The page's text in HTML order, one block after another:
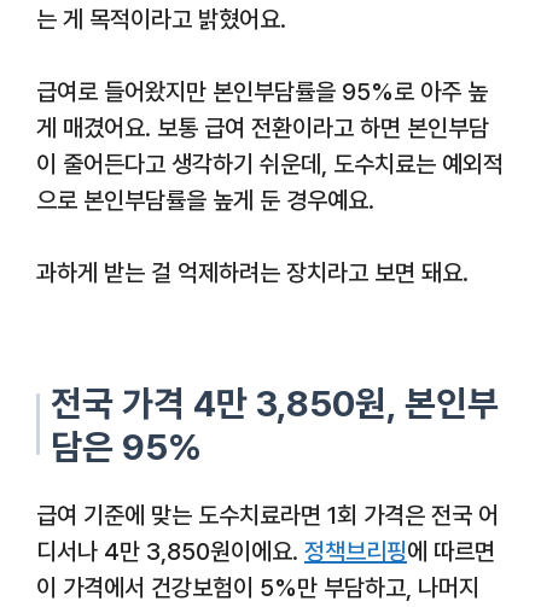
는 게 목적이라고 밝혔어요.
급여로 들어왔지만 본인부담률을 95%로 아주 높
게 매겼어요. 보통 급여 전환이라고 하면 본인부담
이 줄어든다고 생각하기 쉬운데, 도수치료는 예외적
으로 본인부담률을 높게 둔 경우예요.
과하게 받는 걸 억제하려는 장치라고 보면 돼요.
전국 가격 4만 3,850원, 본인부
담은 95%
급여 기준에 맞는 도수치료라면 1회 가격은 전국 어
디서나 4만 3,850원이에요. 정책브리핑에 따르면
이 가격에서 건강보험이 5%만 부담하고, 나머지